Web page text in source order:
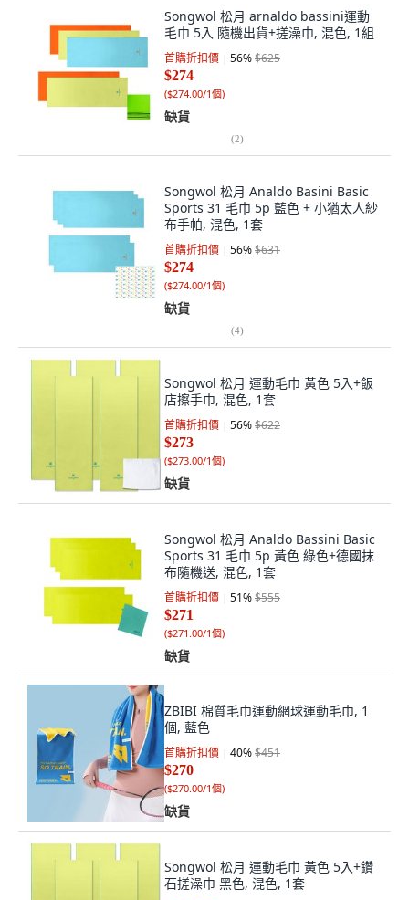
Songwol 松月 arnaldo bassini運動
毛巾 5入 隨機出貨+搓澡巾, 混色, 1組
首購折扣價 56%$625
$274
($274.00/1個)
缺貨
(2)
Songwol 松月 Analdo Basini Basic
Sports 31 毛巾 5p 藍色 + 小猶太人紗
布手帕, 混色, 1套
首購折扣價 56%$631
$274
($274.00/1個)
缺貨
(4)
Songwol 松月 運動毛巾 黃色 5入+飯
店擦手巾, 混色, 1套
首購折扣價 56%$622
$273
($273.00/1個)
缺貨
Songwol 松月 Analdo Bassini Basic
Sports 31 毛巾 5p 黃色 綠色+德國抹
布隨機送, 混色, 1套
首購折扣價 51%$555
$271
($271.00/1個)
缺貨
ZBIBI 棉質毛巾運動網球運動毛巾, 1
個, 藍色
首購折扣價 40%$451
$270
($270.00/1個)
缺貨
Songwol 松月 運動毛巾 黃色 5入+鑽
石搓澡巾 黑色, 混色, 1套